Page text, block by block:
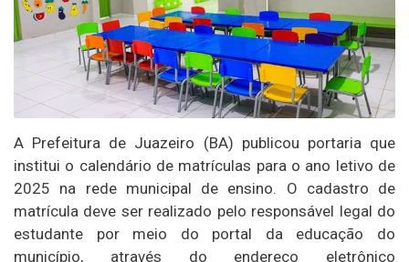
A Prefeitura de Juazeiro (BA) publicou portaria que
institui o calendário de matrículas para o ano letivo de
2025 na rede municipal de ensino. O cadastro de
matrícula deve ser realizado pelo responsável legal do
estudante por meio do portal da educação do
município, através do endereço eletrônico